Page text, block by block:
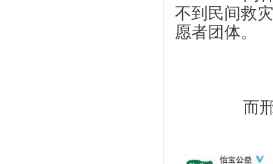
不到民间救
愿者团体。